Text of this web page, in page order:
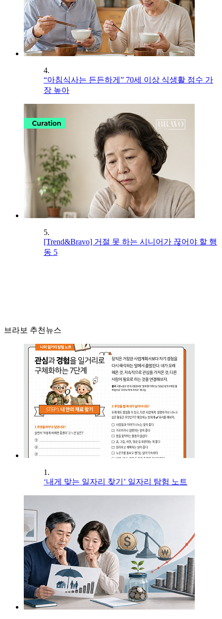
4.
“아침식사는 든든하게” 70세 이상 식생활 점수 가
장 높아
5.
[Trend&Bravo] 거절 못 하는 시니어가 끊어야 할 행
동 5
브라보 추천뉴스
1.
‘내게 맞는 일자리 찾기’ 일자리 탐험 노트